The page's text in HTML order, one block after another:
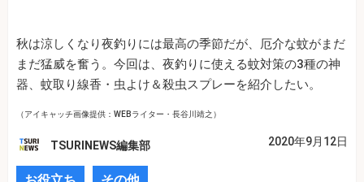
秋は涼しくなり夜釣りには最高の季節だが、厄介な蚊がまだ
まだ猛威を奮う。今回は、夜釣りに使える蚊対策の3種の神
器、蚊取り線香・虫よけ＆殺虫スプレーを紹介したい。
（アイキャッチ画像提供：WEBライター・長谷川靖之）
TSURINEWS編集部 2020年9月12日